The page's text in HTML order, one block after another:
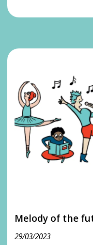
Melody of the
29/03/2023